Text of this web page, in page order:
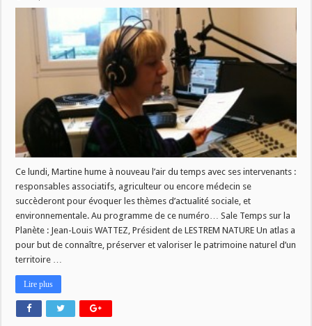
temps
du
10/09
Ce lundi, Martine hume à nouveau l’air du temps avec ses intervenants :
responsables associatifs, agriculteur ou encore médecin se
succèderont pour évoquer les thèmes d’actualité sociale, et
environnementale. Au programme de ce numéro… Sale Temps sur la
Planète : Jean-Louis WATTEZ, Président de LESTREM NATURE Un atlas a
pour but de connaître, préserver et valoriser le patrimoine naturel d’un
territoire …
Lire plus